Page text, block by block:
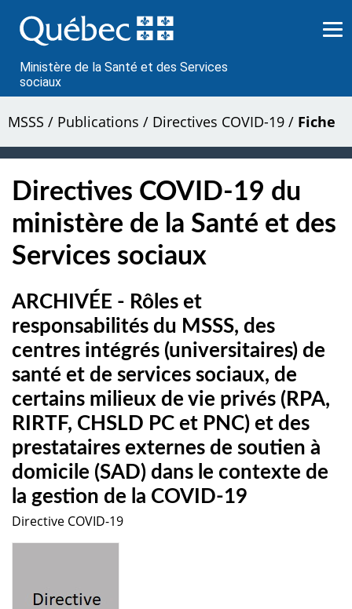
au
contenu
Ministère de la Santé et des Services
sociaux
MSSS / Publications / Directives COVID-19 / Fiche
Directives COVID-19 du
ministère de la Santé et des
Services sociaux
ARCHIVÉE - Rôles et
responsabilités du MSSS, des
centres intégrés (universitaires) de
santé et de services sociaux, de
certains milieux de vie privés (RPA,
RIRTF, CHSLD PC et PNC) et des
prestataires externes de soutien à
domicile (SAD) dans le contexte de
la gestion de la COVID-19
Directive COVID-19